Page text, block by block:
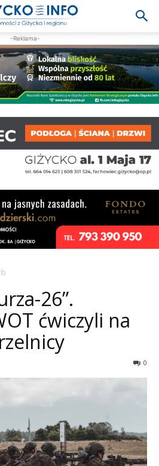
-Reklama-
26”.
ćwiczyli na
0